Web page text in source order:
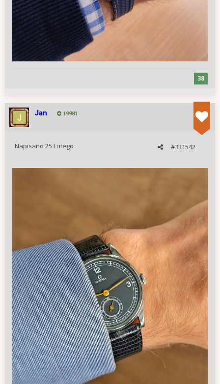
38
Jan 19981
#331542
Napisano 25 Lutego